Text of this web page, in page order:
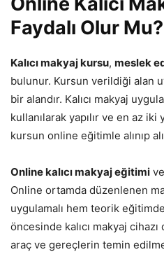
Faydalı Olur Mu?
Kalıcı makyaj kursu, meslek
bulunur. Kursun verildiği alan
bir alandır. Kalıcı makyaj
kullanılarak yapılır ve en az iki
kursun online eğitimle alınıp
Online kalıcı makyaj eğitimi
Online ortamda düzenlenen
uygulamalı hem teorik
öncesinde kalıcı makyaj
araç ve gereçlerin temin